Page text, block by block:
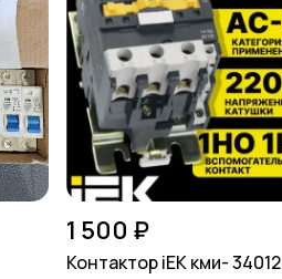
1 500 ₽
Контактор iEK кми- 34012